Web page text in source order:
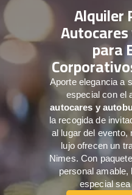
Alquiler
para
Aporte elegancia a
especial con el
autocares y
la recogida de
al lugar del evento,
lujo ofrecen un
Nimes. Con
personal
especial